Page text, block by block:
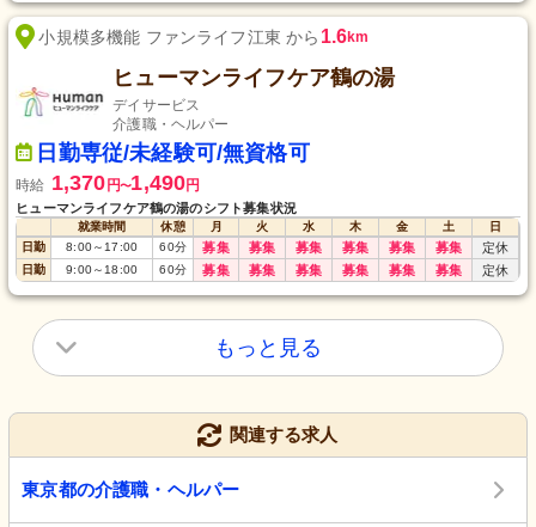
小規模多機能 ファンライフ江東 から 1.6km
ヒューマンライフケア鶴の湯
デイサービス
介護職・ヘルパー
日勤専従/未経験可/無資格可
時給 1,370 円〜1,490円
ヒューマンライフケア鶴の湯のシフト募集状況
就業時間 休憩 月 火 水 木 金 土
日
日勤
8:00～17:00 60分 募集 募集 募集 募集 募集 募集 定休
日勤 9:00～18:00 60分 募集 募集 募集 募集 募集 募集 定休
もっと見る
関連する求人
東京都の介護職・ヘルパー